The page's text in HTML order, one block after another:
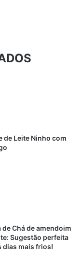
de Leite Ninho com
de Chá de amendoim
Sugestão perfeita
dias mais frios!